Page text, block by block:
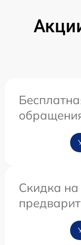
Скидка